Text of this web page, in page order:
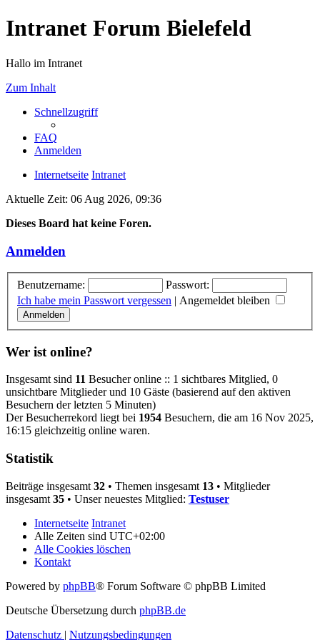
Intranet Forum Bielefeld
Hallo im Intranet
Zum Inhalt
Schnellzugriff
FAQ
Anmelden
Internetseite Intranet
Aktuelle Zeit: 06 Aug 2026, 09:36
Dieses Board hat keine Foren.
Anmelden
Benutzername:
Passwort:
Ich habe mein Passwort vergessen | Angemeldet bleiben
Wer ist online?
Insgesamt sind 11 Besucher online :: 1 sichtbares Mitglied, 0
unsichtbare Mitglieder und 10 Gäste (basierend auf den aktiven
Besuchern der letzten 5 Minuten)
Der Besucherrekord liegt bei 1954 Besuchern, die am 16 Nov 2025,
16:15 gleichzeitig online waren.
Statistik
Beiträge insgesamt 32 • Themen insgesamt 13 • Mitglieder
insgesamt 35 • Unser neuestes Mitglied: Testuser
Internetseite Intranet
Alle Zeiten sind UTC+02:00
Alle Cookies löschen
Kontakt
Powered by phpBB® Forum Software © phpBB Limited
Deutsche Übersetzung durch phpBB.de
Datenschutz | Nutzungsbedingungen